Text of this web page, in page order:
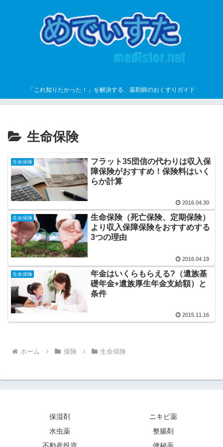
「これ知りたかった！」を解決する、薬剤師のおくすりガイド
生命保険
生命保険
フラット35団信の代わりは収入保
障保険がおすすめ！保険料はいく
らか計算
2016.04.30
生命保険
生命保険（死亡保険、定期保険）
より収入保障保険をおすすめする
3つの理由
2016.04.19
生命保険
年金はいくらもらえる?（遺族基
礎年金+遺族厚生年金支給額）と
条件
2015.11.16
ホーム 保険 生命保険
保湿剤
ニキビ薬
水虫薬
整腸剤